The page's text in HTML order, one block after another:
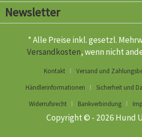
Newsletter
* Alle Preise inkl. gesetzl.
Versandkosten, wenn nicht
Kontakt
Versand und
Händlerinformationen
Sicherheit und
Widerrufsrecht
Bankverbindung
Copyright © - 2026 Hund